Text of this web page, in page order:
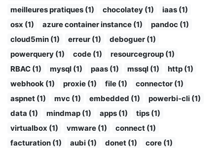
meilleures pratiques (1)
chocolatey (1)
iaas (1)
osx (1)
azure container instance (1)
pandoc (1)
cloud5min (1)
erreur (1)
deboguer (1)
powerquery (1)
code (1)
resourcegroup (1)
RBAC (1)
mysql (1) paas (1) mssql (1)
http (1)
webhook (1)
proxie (1) file (1)
connector (1)
aspnet (1)
mvc (1) embedded (1)
powerbi-cli (1)
data (1)
mindmap (1) apps (1)
tips (1)
virtualbox (1)
vmware (1)
connect (1)
facturation (1)
aubi (1) donet (1)
core (1)